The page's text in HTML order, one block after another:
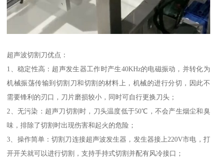
超声波切割刀优点：
1、稳定性高：超声发生器工作时产生40KHz的电磁振动，并转化为
机械振荡传输到切割刀和切割的材料上，机械的进行分切，因此不
需要锋利的刃口，刀片磨损较小，同时可自行更换刀头；
2、无污染：超声刀切割时，刀头温度低于50℃，不会产生烟尘和臭
味，排除了切割时出现伤害和起火的危险；
3、操作简单：切割刀连接超声波发生器，发生器接上220V市电，打
开开关就可以进行切割，支持手持式切割并配有风冷接口；